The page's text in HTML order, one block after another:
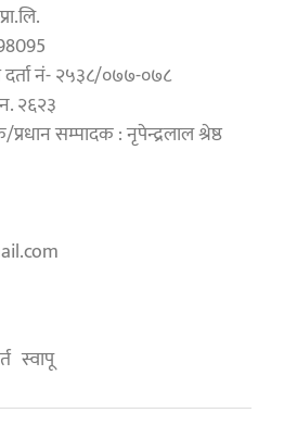
दर्ता नं- २५३८/०७७-०७८
२६२३
सम्पादक : नृपेन्द्रलाल श्रेष्ठ
स्वापू